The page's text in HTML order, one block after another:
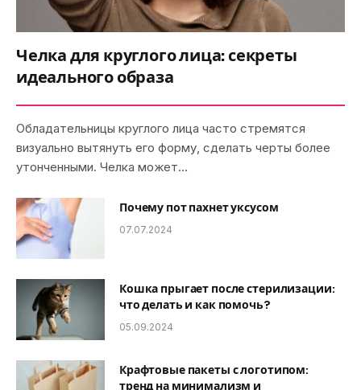
Челка для круглого лица: секреты
идеального образа
Обладательницы круглого лица часто стремятся
визуально вытянуть его форму, сделать черты более
утонченными. Челка может…
Почему пот пахнет уксусом
07.07.2024
Кошка прыгает после стерилизации:
что делать и как помочь?
05.09.2024
Крафтовые пакеты с логотипом:
тренд на минимализм и